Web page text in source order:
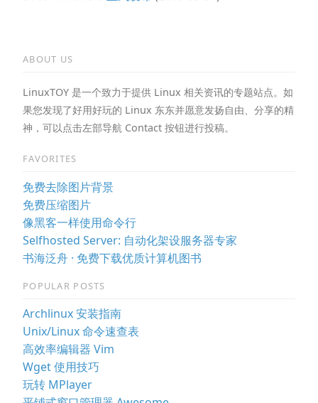
ABOUT US
LinuxTOY 是一个致力于提供 Linux 相关资讯的专题站点。如
果您发现了好用好玩的 Linux 东东并愿意发扬自由、分享的精
神，可以点击左部导航 Contact 按钮进行投稿。
FAVORITES
免费去除图片背景
免费压缩图片
像黑客一样使用命令行
Selfhosted Server: 自动化架设服务器专家
书海泛舟 · 免费下载优质计算机图书
POPULAR POSTS
Archlinux 安装指南
Unix/Linux 命令速查表
高效率编辑器 Vim
Wget 使用技巧
玩转 MPlayer